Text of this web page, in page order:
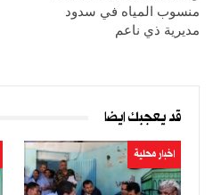
منسوب المياه في سدود
مديرية ذي ناعم
قد يعجبك ايضا
اخبار محلية